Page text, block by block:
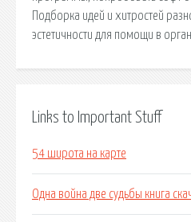
Подборка идей и хитростей
эстетичности для помощи в
Links to Important Stuff
54 широта на карте
Одна война две судьбы книга